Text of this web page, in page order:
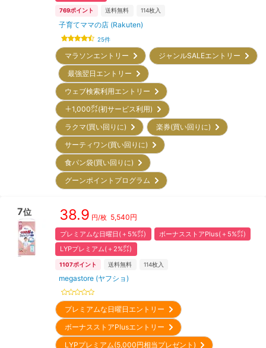
769ポイント 送料無料 114枚入
子育てママの店 (Rakuten)
25件
マラソンエントリー
ジャンルSALEエントリー
最強翌日エントリー
ウェブ検索利用エントリー
＋1,000㌽(初サービス利用)
ラクマ(買い回りに)
楽券(買い回りに)
サーティワン(買い回りに)
食パン袋(買い回りに)
グーンポイントプログラム
7位 38.9 円/枚 5,540円
プレミアムな日曜日(＋5%㌽)
ボーナスストアPlus(＋5%㌽)
LYPプレミアム(＋2%㌽)
1107ポイント 送料無料 114枚入
megastore (ヤフショ)
プレミアムな日曜日エントリー
ボーナスストアPlusエントリー
LYPプレミアム(5,000円相当プレゼント)